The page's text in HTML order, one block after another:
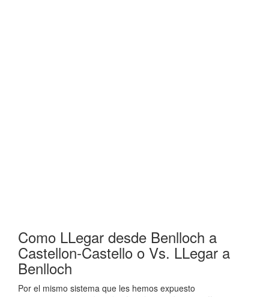
Como LLegar desde Benlloch a
Castellon-Castello o Vs. LLegar a
Benlloch
Por el mismo sistema que les hemos expuesto